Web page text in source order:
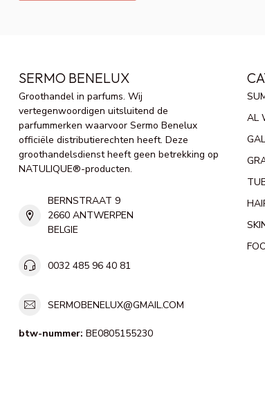
SERMO BENELUX
Groothandel in parfums. Wij
vertegenwoordigen uitsluitend de
parfummerken waarvoor Sermo Benelux
officiële distributierechten heeft. Deze
groothandelsdienst heeft geen betrekking op
NATULIQUE®-producten.
BERNSTRAAT 9
2660 ANTWERPEN
BELGIE
0032 485 96 40 81
SERMOBENELUX@GMAIL.COM
btw-nummer: BE0805155230
AL